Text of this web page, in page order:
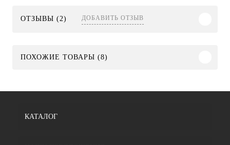
ОТЗЫВЫ (2) ДОБАВИТЬ ОТЗЫВ
ПОХОЖИЕ ТОВАРЫ (8)
КАТАЛОГ